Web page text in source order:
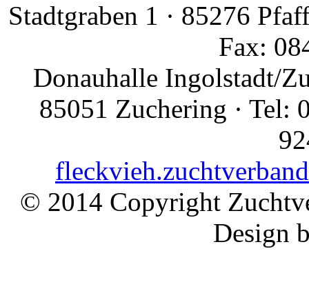
Stadtgraben 1 · 85276
Fax:
Donauhalle Ingolstadt/
85051 Zuchering · Tel:
© 2014 Copyright
Design